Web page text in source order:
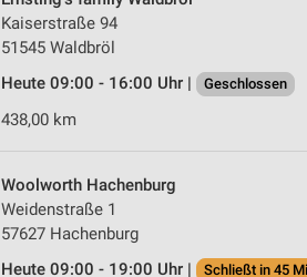
Kaiserstraße 94
51545 Waldbröl
Heute 09:00 - 16:00 Uhr |
Geschlossen
438,00 km
Woolworth Hachenburg
Weidenstraße 1
57627 Hachenburg
Heute 09:00 - 19:00 Uhr |
Schließt in 45